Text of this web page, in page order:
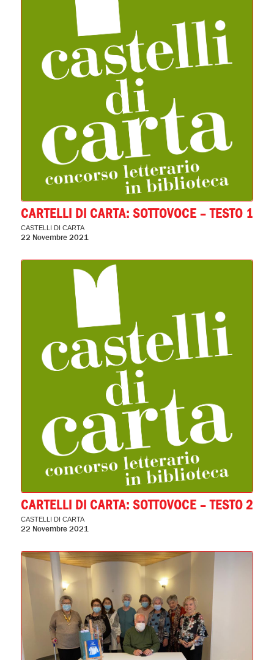
CARTELLI DI CARTA: SOTTOVOCE – TESTO 1
CASTELLI DI CARTA
22 Novembre 2021
CARTELLI DI CARTA: SOTTOVOCE – TESTO 2
CASTELLI DI CARTA
22 Novembre 2021